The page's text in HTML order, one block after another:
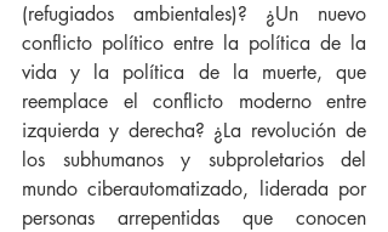
(refugiados ambientales)? ¿Un nuevo
conflicto político entre la política de la
vida y la política de la muerte, que
reemplace el conflicto moderno entre
izquierda y derecha? ¿La revolución de
los subhumanos y subproletarios del
mundo ciberautomatizado, liderada por
personas arrepentidas que conocen